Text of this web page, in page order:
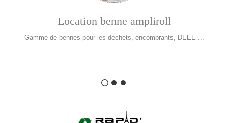
Location benne ampliroll
Gamme de bennes pour les déchets, encombrants, DEEE ...